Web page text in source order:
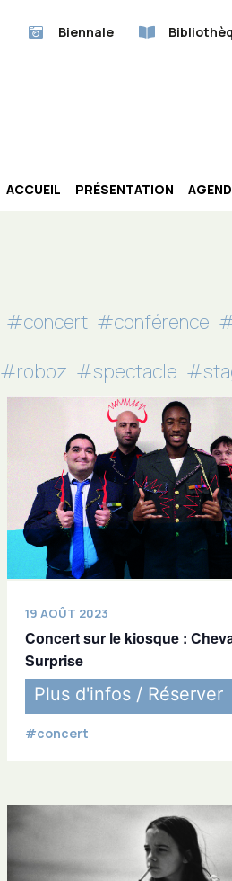
Biennale
ACCUEIL PRÉSENTATION
#concert #conférence
#roboz #spectacle
19 AOÛT 2023
Concert sur le kiosque :
Surprise
Plus d'infos / Réserver
#concert